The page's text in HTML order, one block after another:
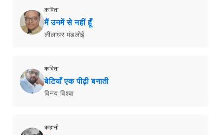
कविता
मैं उनमें से नहीं हूँ
लीलाधर मंडलोई
कविता
बेटियाँ एक पीढ़ी बनाती
विनय विश्वा
कहानी